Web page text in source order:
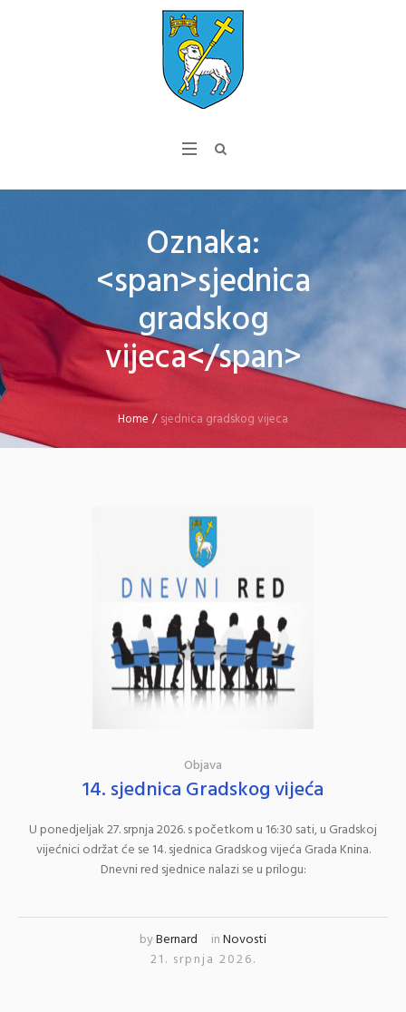
Oznaka:
<span>sjednica
gradskog
vijeca</span>
Home /sjednica gradskog vijeca
Objava
14. sjednica Gradskog vijeća
U ponedjeljak 27. srpnja 2026. s početkom u 16:30 sati, u Gradskoj
vijećnici održat će se 14. sjednica Gradskog vijeća Grada Knina.
Dnevni red sjednice nalazi se u prilogu:
byBernard inNovosti
21. srpnja 2026.